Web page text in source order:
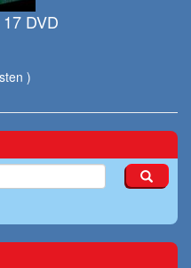
DVD
)